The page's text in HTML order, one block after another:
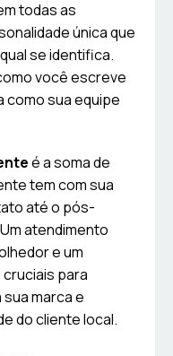
todas as
única que
se identifica.
você escreve
como sua equipe
é a soma de
tem com sua
até o pós-
atendimento
e um
para
marca e
do cliente local.